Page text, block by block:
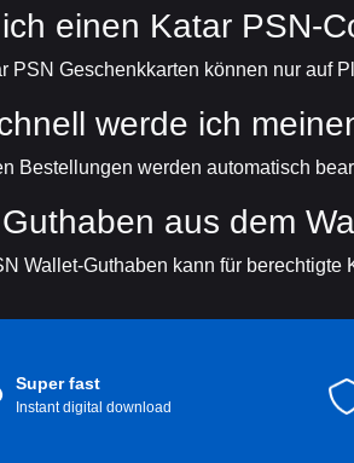
einen Katar PSN-
PSN Geschenkkarten können nur auf
werde ich
Bestellungen werden automatisch
aus dem
Wallet-Guthaben kann für
Super fast
Instant digital download